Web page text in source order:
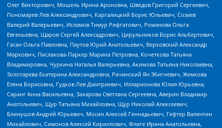
Олег Викторович, Мошель Ирина Ароновна, Шведов Григорий Сергеевич,
Пономарев Лев Александрович, Каргалицкий Борис Юльевич, Созаев
Валерий Валерьевич, Исламов Тимур Рифгатович, Романова Ольга
Евгеньевна, Щаров Сергей Алексадрович, Цирульников Борис Альбертович,
Гасан Ольга Павловна, Паутов Юрий Анатольевич, Верховский Александр
Маркович, Пислакова-Паркер Марина Петровна, Кочеткова Татьяна
Владимировна, Чуркина Наталья Валерьевна, Акимова Татьяна Николаевна,
Золотарева Екатерина Александровна, Рачинский Ян Збигневич, Жемкова
Елена Борисовна, Гудков Лев Дмитриевич, Илларионова Юлия Юрьевна,
Саранг Анна Васильевна, Захарова Светлана Сергеевна, Аверин Владимир
Анатольевич, Щур Татьяна Михайловна, Щур Николай Алексеевич,
Блинушов Андрей Юрьевич, Мосин Алексей Геннадьевич, Гефтер Валентин
Михайлович, Симонов Алексей Кириллович, Флиге Ирина Анатольевна,